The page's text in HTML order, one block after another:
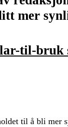
mer
til-bruk
til å bli